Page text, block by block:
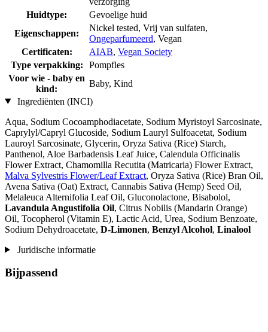
Huidtype:
Gevoelige huid
Eigenschappen:
Nickel tested, Vrij van sulfaten,
Ongeparfumeerd, Vegan
Certificaten:
AIAB, Vegan Society
Type verpakking:
Pompfles
Voor wie - baby en
kind:
Baby, Kind
Ingrediënten (INCI)
Aqua, Sodium Cocoamphodiacetate, Sodium Myristoyl Sarcosinate,
Caprylyl/Capryl Glucoside, Sodium Lauryl Sulfoacetat, Sodium
Lauroyl Sarcosinate, Glycerin, Oryza Sativa (Rice) Starch,
Panthenol, Aloe Barbadensis Leaf Juice, Calendula Officinalis
Flower Extract, Chamomilla Recutita (Matricaria) Flower Extract,
Malva Sylvestris Flower/Leaf Extract, Oryza Sativa (Rice) Bran Oil,
Avena Sativa (Oat) Extract, Cannabis Sativa (Hemp) Seed Oil,
Melaleuca Alternifolia Leaf Oil, Gluconolactone, Bisabolol,
Lavandula Angustifolia Oil, Citrus Nobilis (Mandarin Orange)
Oil, Tocopherol (Vitamin E), Lactic Acid, Urea, Sodium Benzoate,
Sodium Dehydroacetate, D-Limonen, Benzyl Alcohol, Linalool
Juridische informatie
Bijpassend